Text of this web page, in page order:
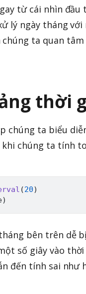
từ cái nhìn đầu
lý ngày tháng
ta quan
thời
chúng ta biểu
chúng ta tính
(20)
)
bên trên dễ
số giây vào
đến tính sai